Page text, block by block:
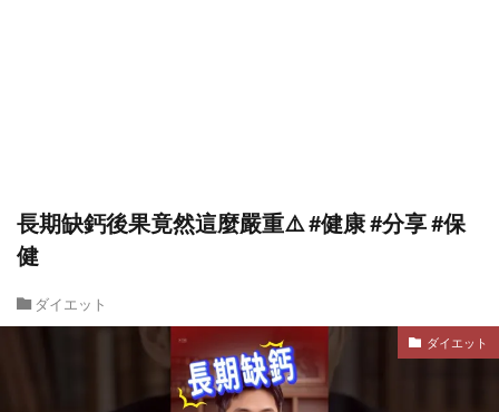
長期缺鈣後果竟然這麼嚴重⚠️ #健康 #分享 #保
健
ダイエット
ダイエット